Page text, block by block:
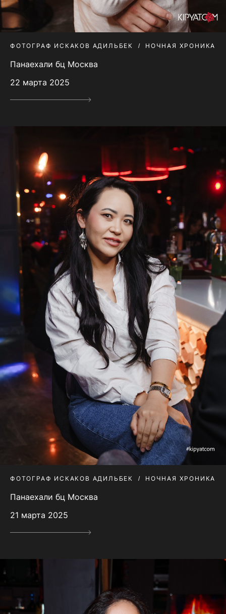
ФОТОГРАФ ИСКАКОВ АДИЛЬБЕК НОЧНАЯ ХРОНИКА
Панаехали бц Москва
22 марта 2025
ФОТОГРАФ ИСКАКОВ АДИЛЬБЕК НОЧНАЯ ХРОНИКА
Панаехали бц Москва
21 марта 2025